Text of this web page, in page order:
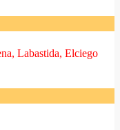
Labastida, Elciego